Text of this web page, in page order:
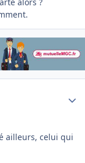
alors ?
ailleurs, celui qui